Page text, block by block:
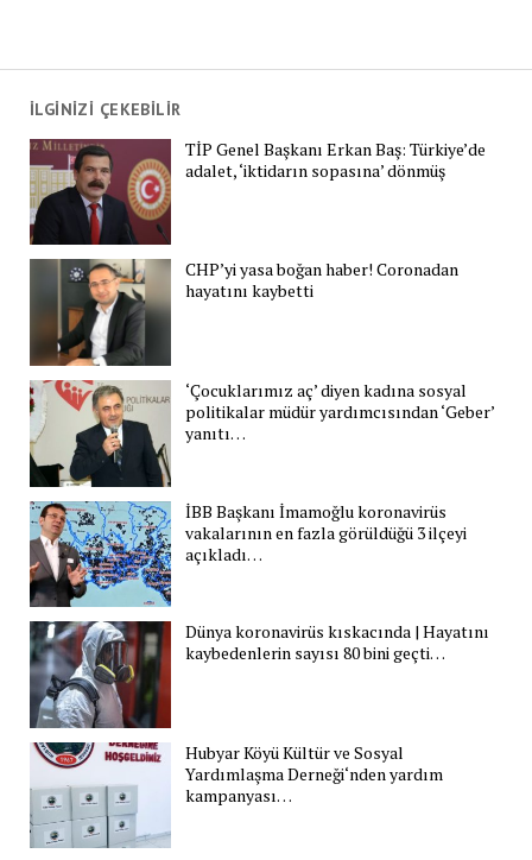
İLGİNİZİ ÇEKEBİLİR
TİP Genel Başkanı Erkan Baş: Türkiye’de
adalet, ‘iktidarın sopasına’ dönmüş
CHP’yi yasa boğan haber! Coronadan
hayatını kaybetti
‘Çocuklarımız aç’ diyen kadına sosyal
politikalar müdür yardımcısından ‘Geber’
yanıtı…
İBB Başkanı İmamoğlu koronavirüs
vakalarının en fazla görüldüğü 3 ilçeyi
açıkladı…
Dünya koronavirüs kıskacında | Hayatını
kaybedenlerin sayısı 80 bini geçti…
Hubyar Köyü Kültür ve Sosyal
Yardımlaşma Derneği‘nden yardım
kampanyası…